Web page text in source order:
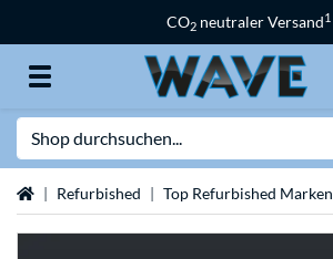
CO2 neutraler Versand1
StartseiteRefurbished Top Refurbished Marken